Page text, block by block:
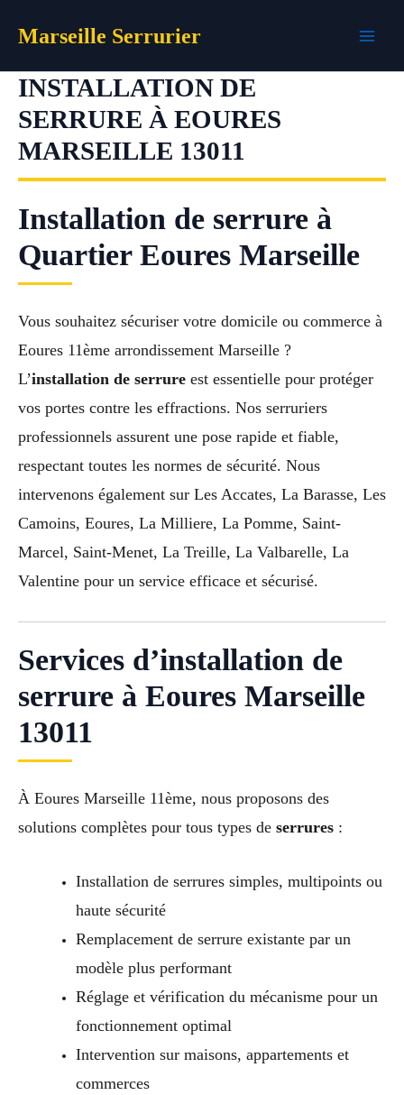
Marseille Serrurier
INSTALLATION DE
SERRURE À EOURES
MARSEILLE 13011
Installation de serrure à
Quartier Eoures Marseille
Vous souhaitez sécuriser votre domicile ou commerce à
Eoures 11ème arrondissement Marseille ?
L’installation de serrure est essentielle pour protéger
vos portes contre les effractions. Nos serruriers
professionnels assurent une pose rapide et fiable,
respectant toutes les normes de sécurité. Nous
intervenons également sur Les Accates, La Barasse, Les
Camoins, Eoures, La Milliere, La Pomme, Saint-
Marcel, Saint-Menet, La Treille, La Valbarelle, La
Valentine pour un service efficace et sécurisé.
Services d’installation de
serrure à Eoures Marseille
13011
À Eoures Marseille 11ème, nous proposons des
solutions complètes pour tous types de serrures :
Installation de serrures simples, multipoints ou
haute sécurité
Remplacement de serrure existante par un
modèle plus performant
Réglage et vérification du mécanisme pour un
fonctionnement optimal
Intervention sur maisons, appartements et
commerces